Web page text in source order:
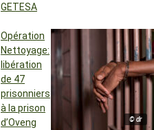
GETESA
© dr
Opération
Nettoyage:
libération
de 47
prisonniers
à la prison
d’Oveng